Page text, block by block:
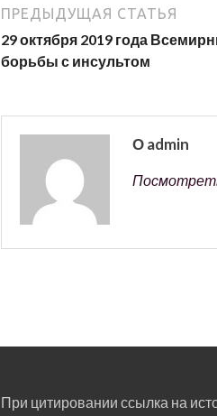
ПРЕДЫДУЩАЯ СТАТЬЯ
29 октября 2019 года
борьбы с инсультом
О admin
При цитировании ссылка на